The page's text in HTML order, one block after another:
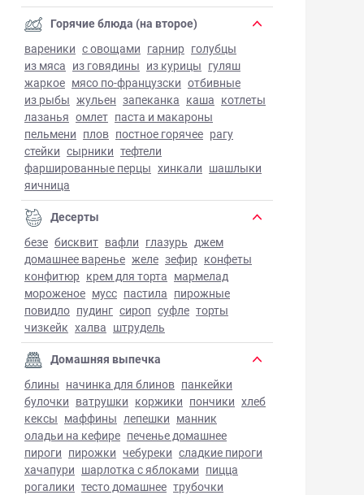
Горячие блюда (на второе)
вареники с овощами гарнир голубцы
из мяса из говядины из курицы гуляш
жаркое мясо по-французски отбивные
из рыбы жульен запеканка каша котлеты
лазанья омлет паста и макароны
пельмени плов постное горячее рагу
стейки сырники тефтели
фаршированные перцы хинкали шашлыки
яичница
Десерты
безе бисквит вафли глазурь джем
домашнее варенье желе зефир конфеты
конфитюр крем для торта мармелад
мороженое мусс пастила пирожные
повидло пудинг сироп суфле торты
чизкейк халва штрудель
Домашняя выпечка
блины начинка для блинов панкейки
булочки ватрушки коржики пончики хлеб
кексы маффины лепешки манник
оладьи на кефире печенье домашнее
пироги пирожки чебуреки сладкие пироги
хачапури шарлотка с яблоками пицца
рогалики тесто домашнее трубочки